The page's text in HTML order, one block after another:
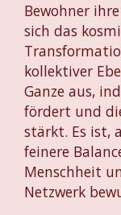
Bewohner
sich das
kollektiver
Ganze aus,
fördert und
stärkt. Es ist,
feinere
Menschheit
Netzwerk